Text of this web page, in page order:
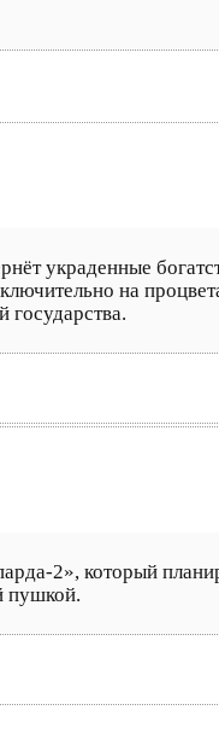
украденные
на
2», который
пушкой.